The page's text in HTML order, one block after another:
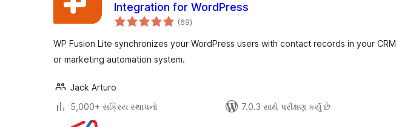
Integration for WordPress
(69કુલ
રેટિંગ્સ
)
WP Fusion Lite synchronizes your WordPress users with contact records in your CRM
or marketing automation system.
Jack Arturo
5,000+ સક્રિય સ્થાપનો
7.0.3 સાથે પરીક્ષણ કર્યું છે